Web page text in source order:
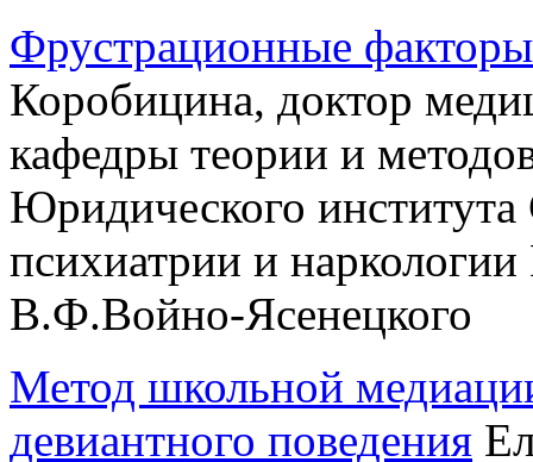
Фрустрационные факторы
Коробицина, доктор
кафедры теории и
Юридического
психиатрии и
В.Ф.Войно-Ясенецкого
Метод школьной
девиантного поведения